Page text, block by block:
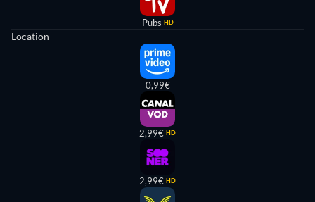
Pubs HD
Location
0,99€
2,99€ HD
2,99€ HD